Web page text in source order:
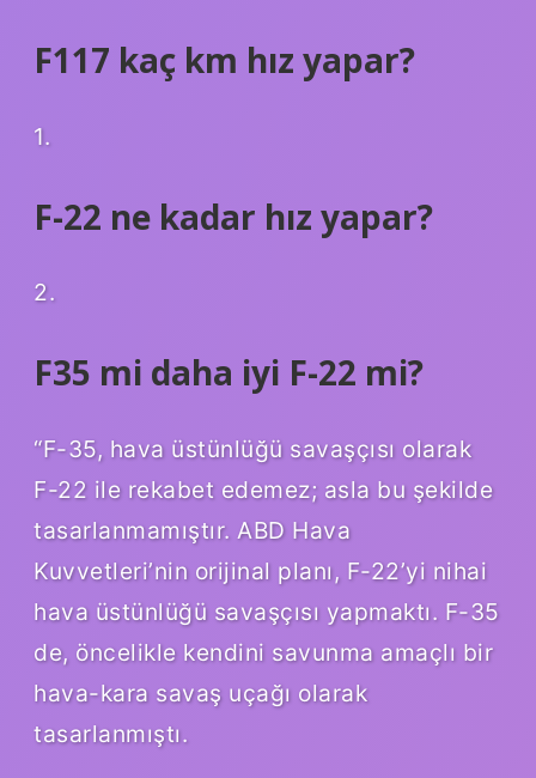
F117 kaç km hız yapar?
1.
F-22 ne kadar hız yapar?
2.
F35 mi daha iyi F-22 mi?
“F-35, hava üstünlüğü savaşçısı olarak
F-22 ile rekabet edemez; asla bu şekilde
tasarlanmamıştır. ABD Hava
Kuvvetleri’nin orijinal planı, F-22’yi nihai
hava üstünlüğü savaşçısı yapmaktı. F-35
de, öncelikle kendini savunma amaçlı bir
hava-kara savaş uçağı olarak
tasarlanmıştı.